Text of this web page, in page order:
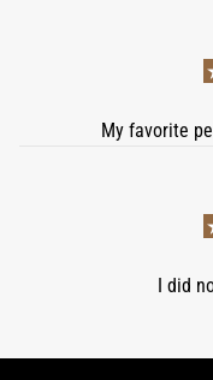
My favorite
I did